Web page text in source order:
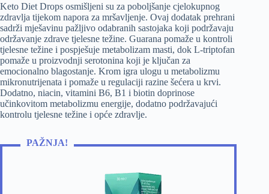
Keto Diet Drops osmišljeni su za poboljšanje cjelokupnog
zdravlja tijekom napora za mršavljenje. Ovaj dodatak prehrani
sadrži mješavinu pažljivo odabranih sastojaka koji podržavaju
održavanje zdrave tjelesne težine. Guarana pomaže u kontroli
tjelesne težine i pospješuje metabolizam masti, dok L-triptofan
pomaže u proizvodnji serotonina koji je ključan za
emocionalno blagostanje. Krom igra ulogu u metabolizmu
mikronutrijenata i pomaže u regulaciji razine šećera u krvi.
Dodatno, niacin, vitamini B6, B1 i biotin doprinose
učinkovitom metabolizmu energije, dodatno podržavajući
kontrolu tjelesne težine i opće zdravlje.
PAŽNJA!